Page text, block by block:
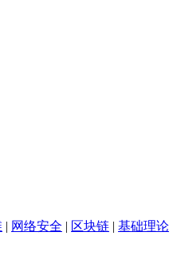
| 网络安全 | 区块链 | 基础理论